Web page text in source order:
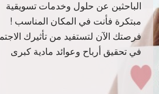
الباحثين عن حلول وخدمات تسويقية
مبتكرة فأنت في المكان المناسب !
فرصتك الآن لتستفيد من تأثيرك الاجتماعي
في تحقيق أرباح وعوائد مادية كبرى